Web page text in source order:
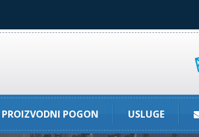
PROIZVODNI POGON USLUGE